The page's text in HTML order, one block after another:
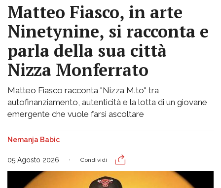
Matteo Fiasco, in arte
Ninetynine, si racconta e
parla della sua città
Nizza Monferrato
Matteo Fiasco racconta "Nizza M.to" tra
autofinanziamento, autenticità e la lotta di un giovane
emergente che vuole farsi ascoltare
Nemanja Babic
05 Agosto 2026 Condividi